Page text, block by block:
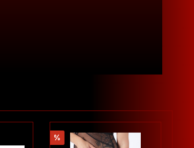
% Rabatt